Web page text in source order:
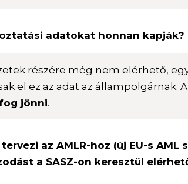
adatokat honnan kapják?
részére még nem elérhető,
el ez az adat az állampolgárnak.
jönni.
az AMLR-hoz (új EU-s AML
a SASZ-on keresztül